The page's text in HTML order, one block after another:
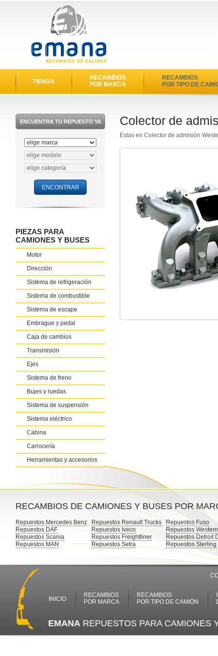
TIENDA
RECAMBIOS
POR MARCA
RECAMBIOS
POR TIPO DE
ENCUENTRA TU REPUESTO YA
PIEZAS PARA
CAMIONES Y BUSES
Motor
Dirección
Sistema de refrigeración
Sistema de combustible
Sistema de escape
Embrague y pedal
Caja de cambios
Transmisión
Ejes
Sistema de freno
Bujes y ruedas
Sistema de suspensión
Sistema eléctrico
Cabina
Carrocería
Herramientas y accesorios
Colector de
Estas en Colector de admisión
RECAMBIOS DE CAMIONES Y BUSES POR
Repuestos Mercedes Benz
Repuestos DAF
Repuestos Scania
Repuestos MAN
Repuestos Renault Trucks
Repuestos Iveco
Repuestos Freightliner
Repuestos Setra
Repuestos Fuso
Repuestos
Repuestos Detroit
Repuestos Sterling
INICIO
RECAMBIOS
POR MARCA
RECAMBIOS
POR TIPO DE CAMIÓN
EMANA REPUESTOS PARA CAMIONES